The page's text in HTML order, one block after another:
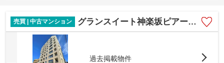
売買 | 中古マンション グランスイート神楽坂ピアースノースヒルズ
過去掲載物件